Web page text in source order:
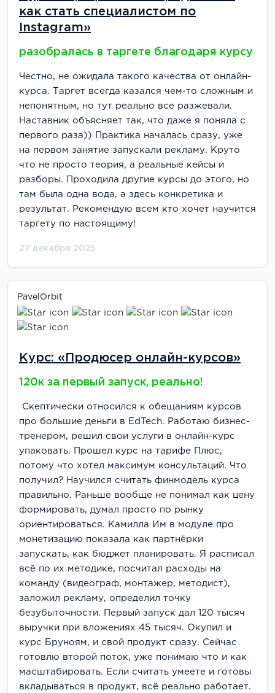
как стать специалистом по
Instagram»
разобралась в таргете благодаря курсу
Честно, не ожидала такого качества от онлайн-
курса. Таргет всегда казался чем-то сложным и
непонятным, но тут реально все разжевали.
Наставник объясняет так, что даже я поняла с
первого раза)) Практика началась сразу, уже
на первом занятие запускали рекламу. Круто
что не просто теория, а реальные кейсы и
разборы. Проходила другие курсы до этого, но
там была одна вода, а здесь конкретика и
результат. Рекомендую всем кто хочет научится
таргету по настоящиму!
27 декабря 2025
PavelOrbit
Курс: «Продюсер онлайн-курсов»
120к за первый запуск, реально!
Скептически относился к обещаниям курсов
про большие деньги в EdTech. Работаю бизнес-
тренером, решил свои услуги в онлайн-курс
упаковать. Прошел курс на тарифе Плюс,
потому что хотел максимум консультаций. Что
получил? Научился считать финмодель курса
правильно. Раньше вообще не понимал как цену
формировать, думал просто по рынку
ориентироваться. Камилла Им в модуле про
монетизацию показала как партнёрки
запускать, как бюджет планировать. Я расписал
всё по их методике, посчитал расходы на
команду (видеограф, монтажер, методист),
заложил рекламу, определил точку
безубыточности. Первый запуск дал 120 тысяч
выручки при вложениях 45 тысяч. Окупил и
курс Бруноям, и свой продукт сразу. Сейчас
готовлю второй поток, уже понимаю что и как
масштабировать. Если считать умеете и готовы
вкладываться в продукт, всё реально работает.